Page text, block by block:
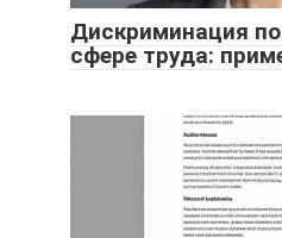
Дискриминация
сфере труда: